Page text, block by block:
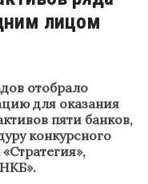
лицом
отобрало
для оказания
пяти банков,
конкурсного